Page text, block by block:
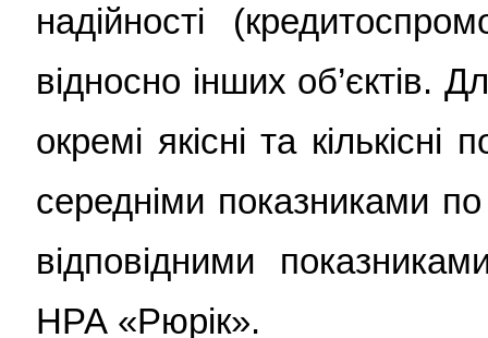
надійності
відносно інших об’єктів.
окремі якісні та
середніми показниками по
відповідними
НРА «Рюрік».